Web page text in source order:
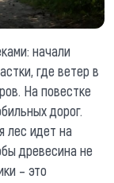
начали
где ветер в
На повестке
дорог.
лес идет на
древесина не
– это